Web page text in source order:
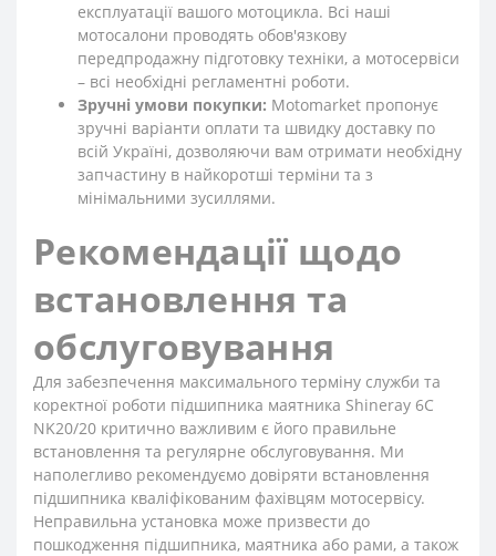
експлуатації вашого мотоцикла. Всі наші
мотосалони проводять обов'язкову
передпродажну підготовку техніки, а мотосервіси
– всі необхідні регламентні роботи.
Зручні умови покупки: Motomarket пропонує
зручні варіанти оплати та швидку доставку по
всій Україні, дозволяючи вам отримати необхідну
запчастину в найкоротші терміни та з
мінімальними зусиллями.
Рекомендації щодо
встановлення та
обслуговування
Для забезпечення максимального терміну служби та
коректної роботи підшипника маятника Shineray 6C
NK20/20 критично важливим є його правильне
встановлення та регулярне обслуговування. Ми
наполегливо рекомендуємо довіряти встановлення
підшипника кваліфікованим фахівцям мотосервісу.
Неправильна установка може призвести до
пошкодження підшипника, маятника або рами, а також